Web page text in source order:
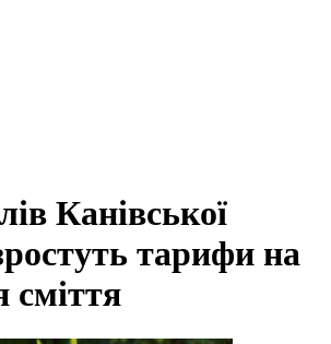
Канівської
тарифи на
сміття